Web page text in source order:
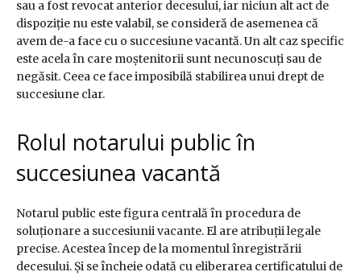
sau a fost revocat anterior decesului, iar niciun alt act de
dispoziție nu este valabil, se consideră de asemenea că
avem de-a face cu o succesiune vacantă. Un alt caz specific
este acela în care moștenitorii sunt necunoscuți sau de
negăsit. Ceea ce face imposibilă stabilirea unui drept de
succesiune clar.
Rolul notarului public în
succesiunea vacantă
Notarul public este figura centrală în procedura de
soluționare a succesiunii vacante. El are atribuții legale
precise. Acestea încep de la momentul înregistrării
decesului. Și se încheie odată cu eliberarea certificatului de